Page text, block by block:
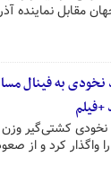
مقابل نماینده
به فینال
+فیلم
کرد و از